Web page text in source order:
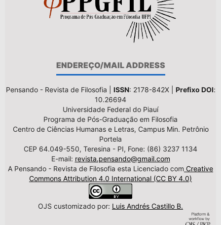
ENDEREÇO/MAIL ADDRESS
Pensando - Revista de Filosofia | ISSN: 2178-842X | Prefixo DOI:
10.26694
Universidade Federal do Piauí
Programa de Pós-Graduação em Filosofia
Centro de Ciências Humanas e Letras, Campus Min. Petrônio
Portela
CEP 64.049-550, Teresina - PI, Fone: (86) 3237 1134
E-mail: revista.pensando@gmail.com
A Pensando - Revista de Filosofia esta Licenciado com Creative
Commons Attribution 4.0 International (CC BY 4.0)
OJS customizado por: Luis Andrés Castillo B.